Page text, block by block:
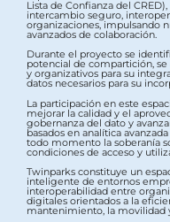
Lista de Confianza del
intercambio seguro,
organizaciones, impulsando
avanzados de colaboración.
Durante el proyecto se
potencial de compartición,
y organizativos para su
datos necesarios para su
La participación en este
mejorar la calidad y el
gobernanza del dato y
basados en analítica
todo momento la soberanía
condiciones de acceso y
Twinparks constituye un
inteligente de entornos
interoperabilidad entre
digitales orientados a la
mantenimiento, la movilidad